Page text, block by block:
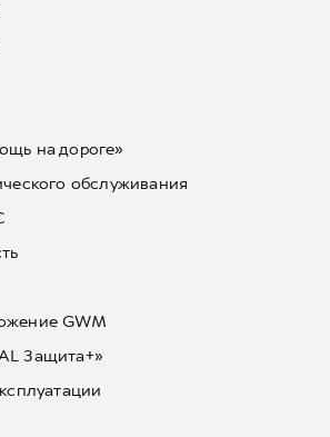
на дороге»
обслуживания
GWM
Защита+»